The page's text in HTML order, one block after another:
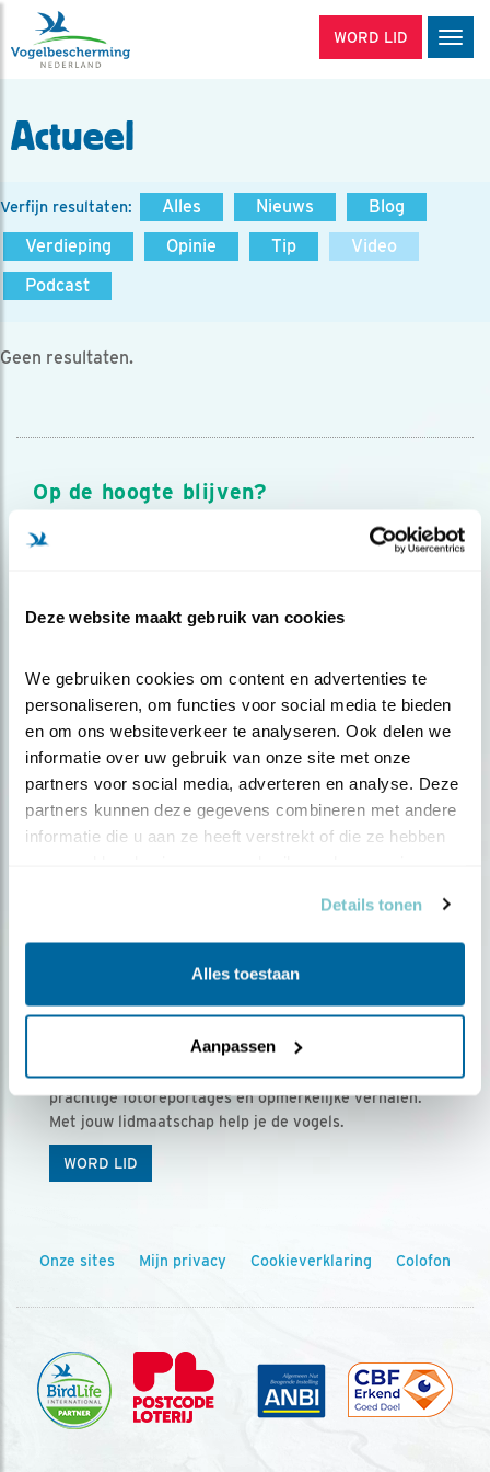
Deze website maakt gebruik van cookies
We gebruiken cookies om content en advertenties te
personaliseren, om functies voor social media te bieden
en om ons websiteverkeer te analyseren. Ook delen we
informatie over uw gebruik van onze site met onze
partners voor social media, adverteren en analyse. Deze
partners kunnen deze gegevens combineren met andere
informatie die u aan ze heeft verstrekt of die ze hebben
Details tonen
Alles toestaan
Aanpassen
WORD LID
Actueel
Verfijn resultaten: Alles Nieuws
Blog
Verdieping
Opinie Tip
Video
Podcast
Geen resultaten.
Op de hoogte blijven?
Meld je aan en ontvang nieuws, inspiratie, acties en tips
over vogels en activiteiten van Vogelbescherming.
Ontvang 5 x Vogels voor € 36,00 per jaar
Vogels is het tijdschrift voor onze leden, met
prachtige fotoreportages en opmerkelijke verhalen.
Met jouw lidmaatschap help je de vogels.
WORD LID
Onze sites Mijn privacy Cookieverklaring Colofon